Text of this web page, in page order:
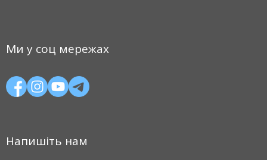
Ми у соц мережах
Напишіть нам